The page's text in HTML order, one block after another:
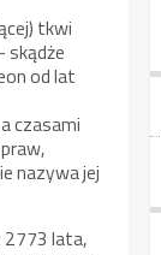
tkwi
skądże
od lat
czasami
nazywa jej
2773 lata,